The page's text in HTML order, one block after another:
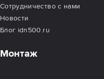
Сотрудничество с нами
Новости
Блог idn500.ru
Монтаж